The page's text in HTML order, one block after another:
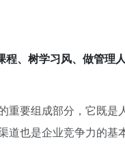
程、树学习风、做管理人
重要组成部分，它既是
道也是企业竞争力的基